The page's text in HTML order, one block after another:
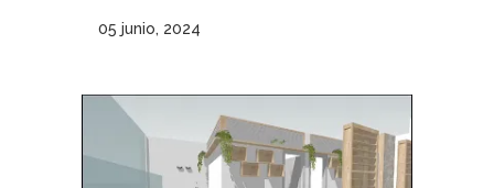
05 junio, 2024